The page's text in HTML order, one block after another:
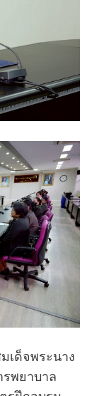
เด็จพระนาง
รพยาบาล